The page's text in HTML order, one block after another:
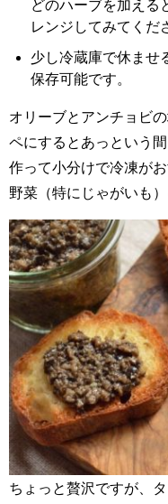
どのハーブを加える
レンジしてみてくだ
少し冷蔵庫で休ませ
保存可能です。
オリーブとアンチョビ
ペにするとあっという
作って小分けで冷凍が
野菜（特にじゃがいも
ちょっと贅沢ですが、